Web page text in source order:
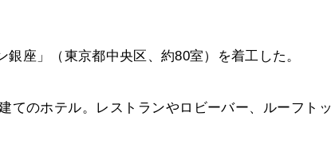
座」（東京都中央区、約80室）を着工した。
のホテル。レストランやロビーバー、ルーフト